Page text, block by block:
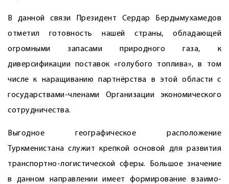
В данной связи Президент Сердар Бердымухамедов
отметил готовность нашей страны, обладающей
огромными запасами природного газа, к
диверсификации поставок «голубого топлива», в том
числе к наращиванию парт­нёрства в этой области с
государствами-членами Организации экономического
сотрудничества.
Выгодное географическое расположение
Туркменистана служит крепкой основой для развития
транспортно-логистической сферы. Большое значение
в данном направлении имеет формирование взаимо­